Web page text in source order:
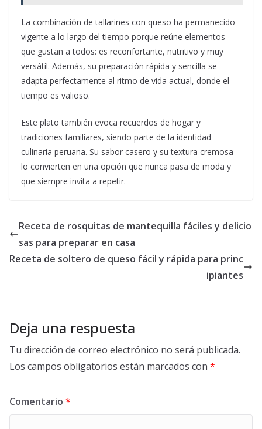
La combinación de tallarines con queso ha permanecido
vigente a lo largo del tiempo porque reúne elementos
que gustan a todos: es reconfortante, nutritivo y muy
versátil. Además, su preparación rápida y sencilla se
adapta perfectamente al ritmo de vida actual, donde el
tiempo es valioso.
Este plato también evoca recuerdos de hogar y
tradiciones familiares, siendo parte de la identidad
culinaria peruana. Su sabor casero y su textura cremosa
lo convierten en una opción que nunca pasa de moda y
que siempre invita a repetir.
Receta de rosquitas de mantequilla fáciles y delicio
sas para preparar en casa
Receta de soltero de queso fácil y rápida para princ
ipiantes
Deja una respuesta
Tu dirección de correo electrónico no será publicada.
Los campos obligatorios están marcados con *
Comentario *